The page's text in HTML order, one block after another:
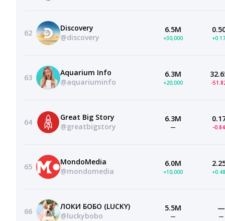
62
Discovery
@discovery
6.5M
+30,000
63
Aquarium Info
@aquariuminfo
6.3M
+20,000 -
64
Great Big Story
@greatbigstory
6.3M
— -
65
MondoMedia
@mondomedia
6.0M
+10,000
66
ЛОКИ БОБО (LUCKY)
@luckybobo
5.5M
—
—
—